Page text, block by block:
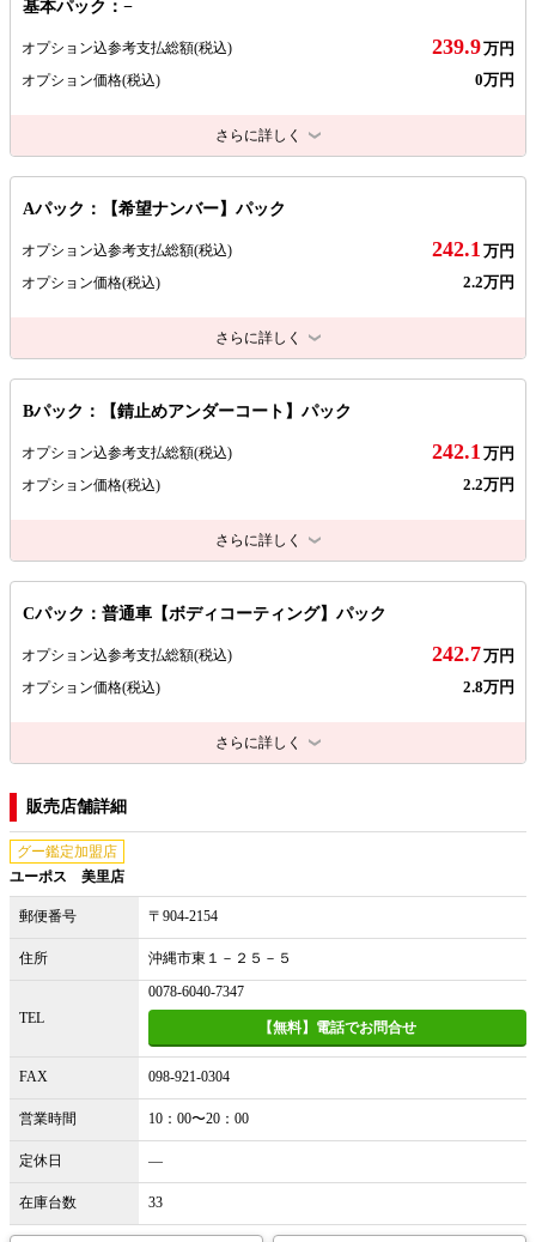
基本パック：−
オプション込参考支払総額(税込) 239.9万円
オプション価格(税込) 0万円
さらに詳しく
Aパック：【希望ナンバー】パック
オプション込参考支払総額(税込) 242.1 万円
オプション価格(税込) 2.2万円
さらに詳しく
Bパック：【錆止めアンダーコート】パック
オプション込参考支払総額(税込) 242.1 万円
オプション価格(税込) 2.2万円
さらに詳しく
Cパック：普通車【ボディコーティング】パック
オプション込参考支払総額(税込) 242.7万円
オプション価格(税込) 2.8万円
さらに詳しく
販売店舗詳細
グー鑑定加盟店
ユーポス 美里店
郵便番号 〒904-2154
住所 沖縄市東１－２５－５
TEL
0078-6040-7347
【無料】電話でお問合せ
FAX 098-921-0304
営業時間 10：00〜20：00
定休日 ―
在庫台数 33